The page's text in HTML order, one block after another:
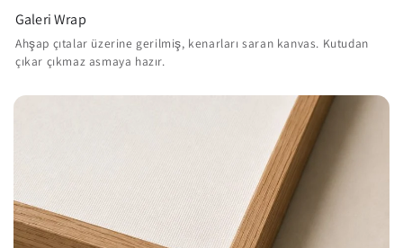
Galeri Wrap
Ahşap çıtalar üzerine gerilmiş, kenarları saran kanvas. Kutudan
çıkar çıkmaz asmaya hazır.